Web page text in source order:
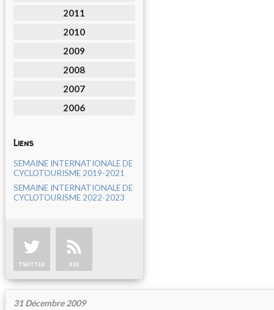
2011
2010
2009
2008
2007
2006
Liens
SEMAINE INTERNATIONALE DE
CYCLOTOURISME 2019-2021
SEMAINE INTERNATIONALE DE
CYCLOTOURISME 2022-2023
TWITTER RSS
31 Décembre 2009